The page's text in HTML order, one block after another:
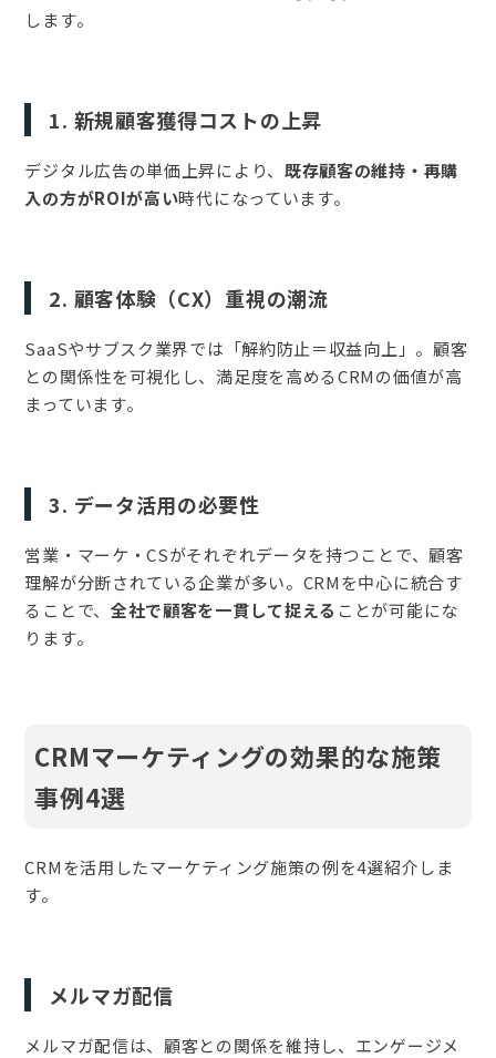
します。
1. 新規顧客獲得コストの上昇
デジタル広告の単価上昇により、 既存顧客の維持・再購
入の方がROIが高い時代になっています。
2. 顧客体験（CX）重視の潮流
SaaSやサブスク業界では「解約防止＝収益向上」。顧客
との関係性を可視化し、満足度を高めるCRMの価値が高
まっています。
3. データ活用の必要性
営業・マーケ・CSがそれぞれデータを持つことで、顧客
理解が分断されている企業が多い。CRMを中心に統合す
ることで、 全社で顧客を一貫して捉える ことが可能にな
ります。
CRMマーケティングの効果的な施策
事例4選
CRMを活用したマーケティング施策の例を4選紹介しま
す。
メルマガ配信
メルマガ配信は、顧客との関係を維持し、エンゲージメ